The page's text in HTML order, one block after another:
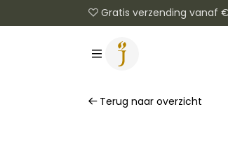
Gratis verzending vanaf
Terug naar overzicht